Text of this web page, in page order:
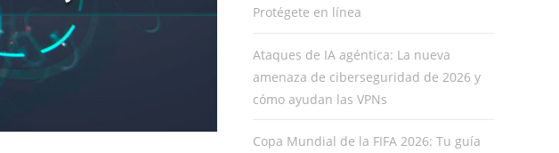
Protégete en línea
Ataques de IA agéntica: La nueva
amenaza de ciberseguridad de 2026 y
cómo ayudan las VPNs
Copa Mundial de la FIFA 2026: Tu guía